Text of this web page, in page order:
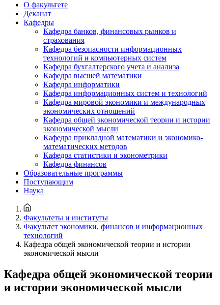
О факультете
Деканат
Кафедры
Кафедра банков, финансовых рынков и
страхования
Кафедра безопасности информационных
технологий и компьютерных систем
Кафедра бухгалтерского учета и анализа
Кафедра высшей математики
Кафедра информатики
Кафедра информационных систем и технологий
Кафедра мировой экономики и международных
экономических отношений
Кафедра общей экономической теории и истории
экономической мысли
Кафедра прикладной математики и экономико-
математических методов
Кафедра статистики и эконометрики
Кафедра финансов
Образовательные программы
Поступающим
Наука
Факультеты и институты
Факультет экономики, финансов и информационных
технологий
Кафедра общей экономической теории и истории
экономической мысли
Кафедра общей экономической теории
и истории экономической мысли